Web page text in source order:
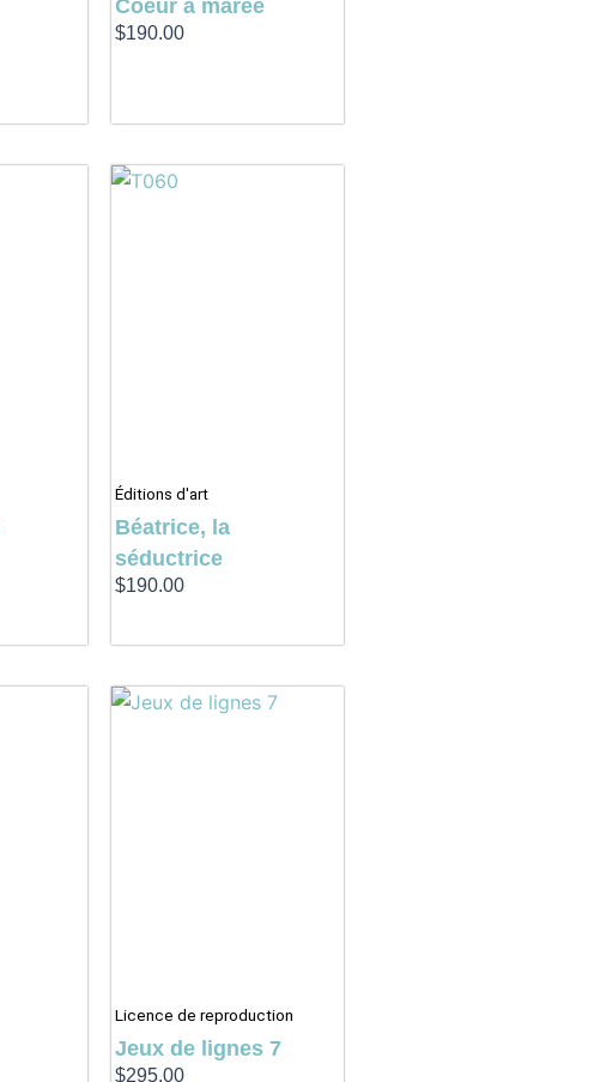
Coeur à marée
$190.00
Éditions d'art
Béatrice, la
séductrice
$190.00
Licence de reproduction
Jeux de lignes 7
$295.00